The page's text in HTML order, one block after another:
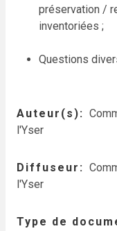
préservation /
inventoriées ;
Questions
Auteur(s)
l'Yser
Diffuseur
l'Yser
Type de